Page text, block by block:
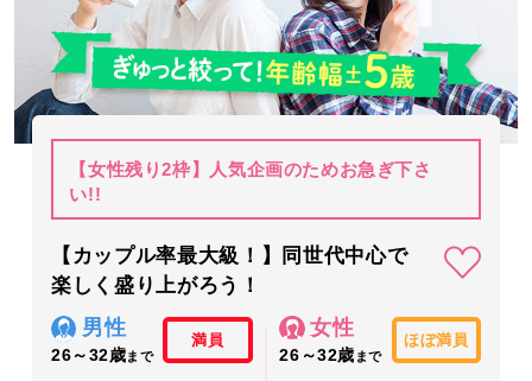
【女性残り2枠】人気企画のためお急ぎ下さ
い!!
【カップル率最大級！】同世代中心で
楽しく盛り上がろう！
男性
26～32歳まで
満員
女性
26～32歳 まで
ほぼ満員